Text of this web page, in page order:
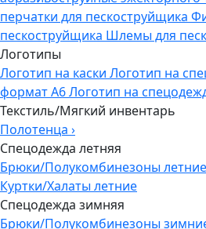
перчатки для пескоструйщика
пескоструйщика Шлемы для
Логотипы
Логотип на каски Логотип на
формат А6Логотип на
Текстиль/Мягкий инвентарь
Полотенца ›
Спецодежда летняя
Брюки/Полукомбинезоны летние
Куртки/Халаты летние
Спецодежда зимняя
Брюки/Полукомбинезоны